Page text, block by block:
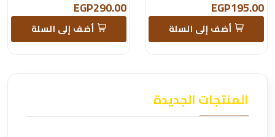
EGP195.00
أضف إلى السلة
EGP290.00
أضف إلى السلة
المنتجات الجديدة